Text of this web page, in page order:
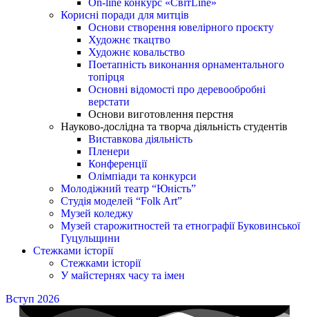
On-line конкурс «СвітLine»
Корисні поради для митців
Основи створення ювелірного проєкту
Художнє ткацтво
Художнє ковальство
Поетапність виконання орнаментального
топірця
Основні відомості про деревообробні
верстати
Основи виготовлення перстня
Науково-дослідна та творча діяльність студентів
Виставкова діяльність
Пленери
Конференції
Олімпіади та конкурси
Молодіжний театр “Юність”
Студія моделей “Folk Art”
Музей коледжу
Музей старожитностей та етнографії Буковинської
Гуцульщини
Стежками історії
Стежками історії
У майстернях часу та імен
Вступ 2026